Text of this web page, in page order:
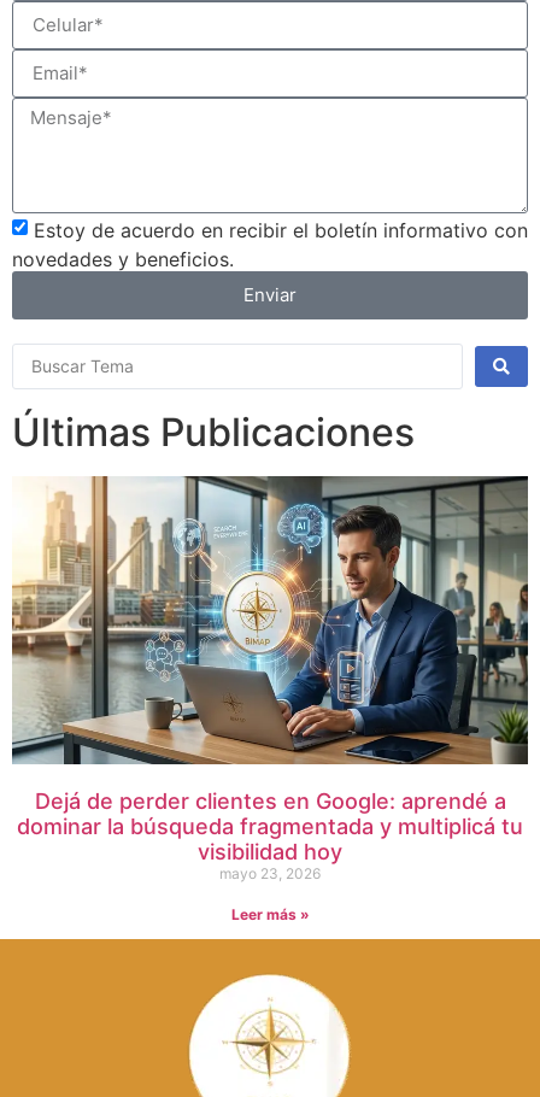
Estoy de acuerdo en recibir el boletín informativo con
novedades y beneficios.
Enviar
Últimas Publicaciones
Dejá de perder clientes en Google: aprendé a
dominar la búsqueda fragmentada y multiplicá tu
visibilidad hoy
mayo 23, 2026
Leer más »